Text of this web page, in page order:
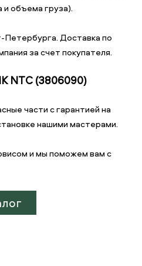
и объема груза).
Доставка по
за счет покупателя.
NTC (3806090)
части с гарантией на
нашими мастерами.
и мы поможем вам с